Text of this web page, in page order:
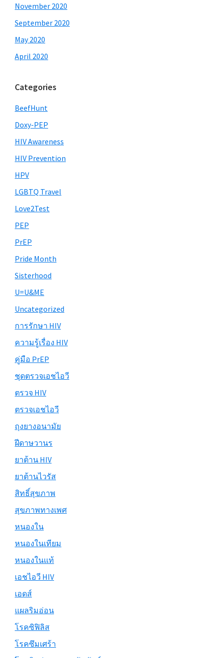
November 2020
September 2020
May 2020
April 2020
Categories
BeefHunt
Doxy-PEP
HIV Awareness
HIV Prevention
HPV
LGBTQ Travel
Love2Test
PEP
PrEP
Pride Month
Sisterhood
U=U&ME
Uncategorized
การรักษา HIV
ความรู้เรื่อง HIV
คู่มือ PrEP
ชุดตรวจเอชไอวี
ตรวจ HIV
ตรวจเอชไอวี
ถุงยางอนามัย
ฝีดาษวานร
ยาต้าน HIV
ยาต้านไวรัส
สิทธิ์สุขภาพ
สุขภาพทางเพศ
หนองใน
หนองในเทียม
หนองในแท้
เอชไอวี HIV
เอดส์
แผลริมอ่อน
โรคซิฟิลิส
โรคซึมเศร้า